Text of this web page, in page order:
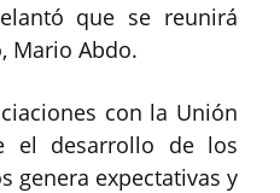
que se reunirá
Mario Abdo.
con la Unión
el desarrollo de los
genera expectativas y